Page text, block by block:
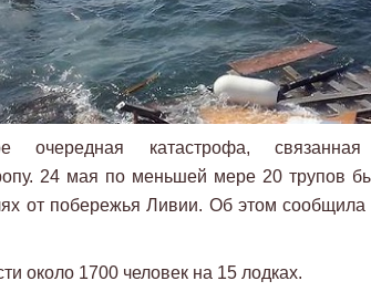
очередная катастрофа,
24 мая по меньшей мере 20 трупов
от побережья Ливии. Об этом сообщила
около 1700 человек на 15 лодках.